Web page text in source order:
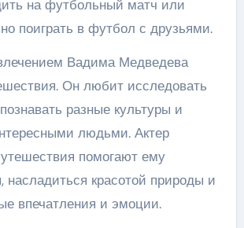
на футбольный матч или
поиграть в футбол с друзьями.
Вадима Медведева
Он любит исследовать
разные культуры и
людьми. Актер
помогают ему
насладиться красотой природы и
впечатления и эмоции.